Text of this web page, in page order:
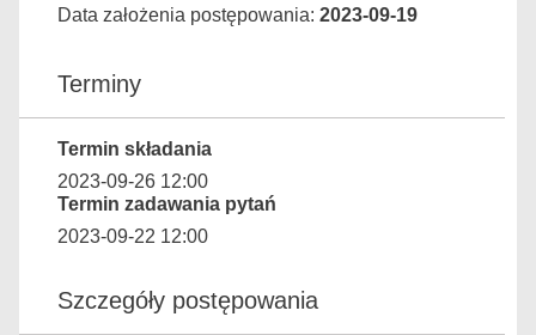
Data założenia postępowania: 2023-09-19
Terminy
Termin składania
2023-09-26 12:00
Termin zadawania pytań
2023-09-22 12:00
Szczegóły postępowania